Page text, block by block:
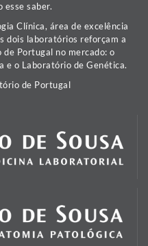
esse saber.
Clínica, área de excelência
dois laboratórios reforçam a
Portugal no mercado: o
e o Laboratório de Genética.
de Portugal